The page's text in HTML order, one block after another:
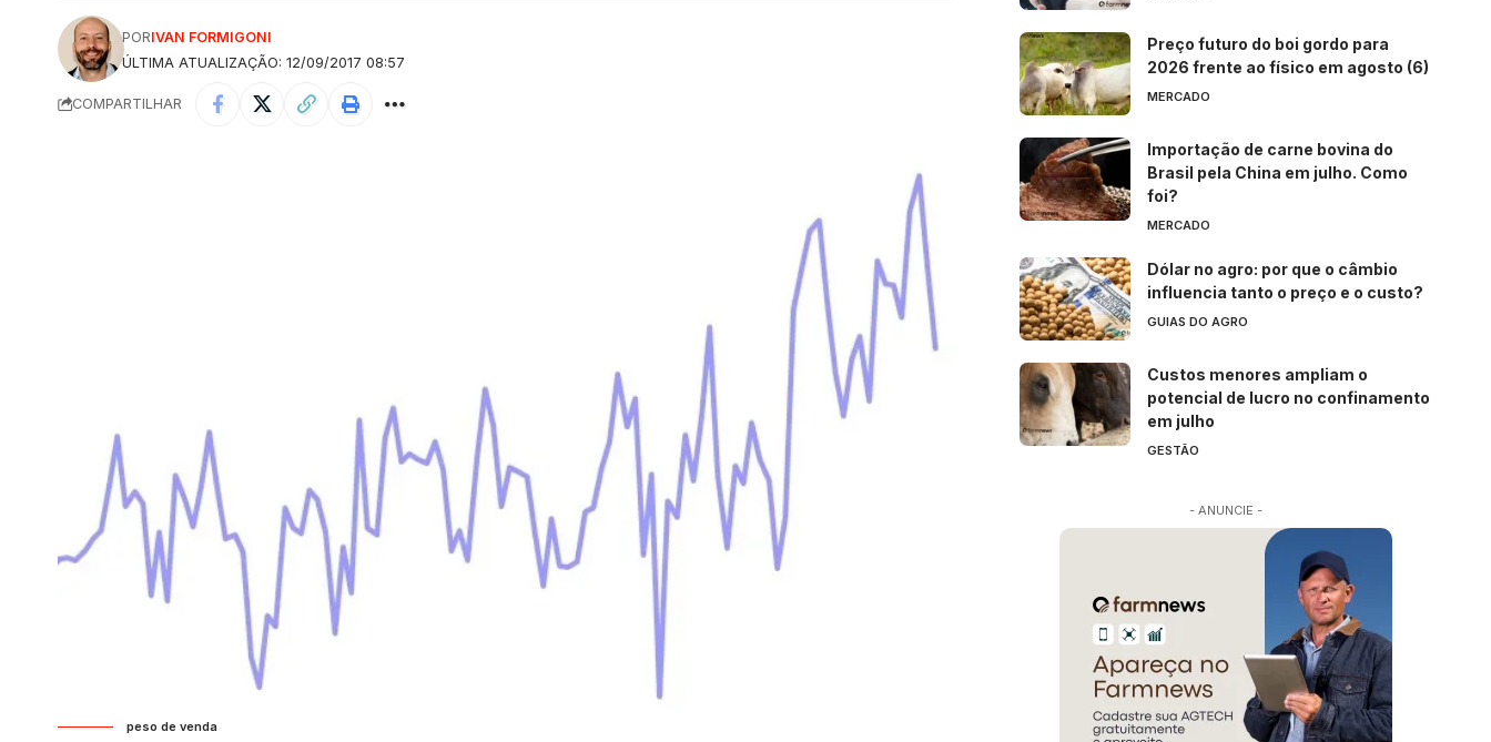
ÚLTIMA ATUALIZAÇÃO: 12/09/2017 08:57
PORIVAN FORMIGONI
COMPARTILHAR
peso de venda
Preço futuro do boi gordo para
2026 frente ao físico em agosto (6)
MERCADO
Importação de carne bovina do
Brasil pela China em julho. Como
foi?
MERCADO
Dólar no agro: por que o câmbio
influencia tanto o preço e o custo?
GUIAS DO AGRO
Custos menores ampliam o
potencial de lucro no confinamento
em julho
GESTÃO
- ANUNCIE -